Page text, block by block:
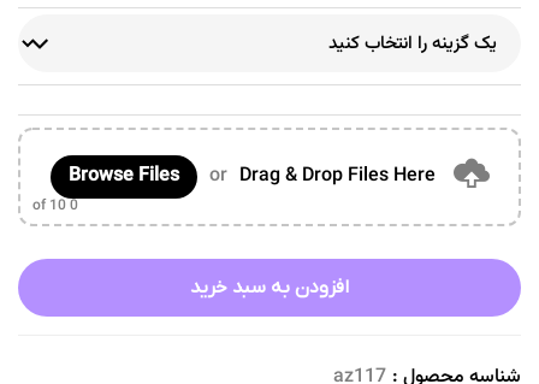
Drag & Drop Files Here
or
Browse Files
0
of 10
افزودن به سبد خرید
شناسه محصول : az117